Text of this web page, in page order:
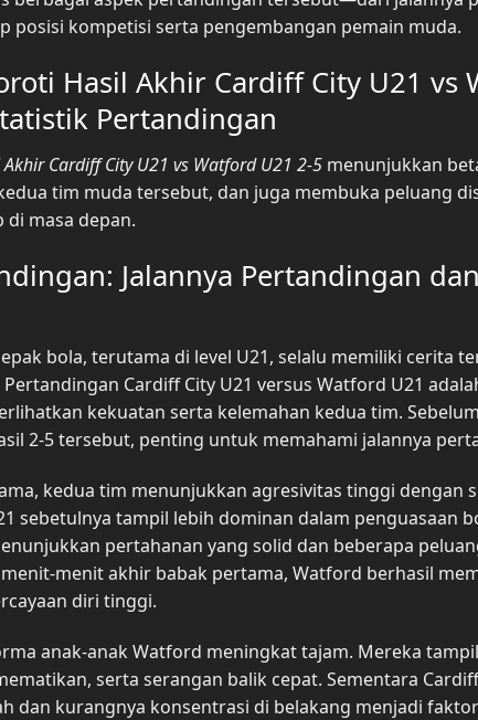
posisi kompetisi serta pengembangan pemain muda.
Hasil Akhir Cardiff City U21 vs
Pertandingan
Cardiff City U21 vs Watford U21 2-5 menunjukkan
tim muda tersebut, dan juga membuka peluang
masa depan.
Jalannya Pertandingan
bola, terutama di level U21, selalu memiliki cerita
Cardiff City U21 versus Watford U21
kekuatan serta kelemahan kedua tim.
2-5 tersebut, penting untuk memahami jalannya
kedua tim menunjukkan agresivitas tinggi dengan
sebetulnya tampil lebih dominan dalam penguasaan
pertahanan yang solid dan beberapa
menit akhir babak pertama, Watford berhasil
diri tinggi.
anak-anak Watford meningkat tajam. Mereka
serta serangan balik cepat. Sementara
dan kurangnya konsentrasi di belakang menjadi